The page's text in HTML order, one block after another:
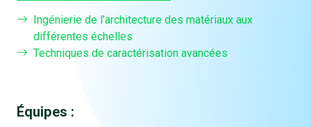
Ingénierie de l’architecture des matériaux aux
différentes échelles
Techniques de caractérisation avancées
Équipes :